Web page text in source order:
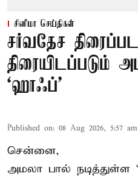
சினிமா செய்திகள்
சர்வதேச
திரையிடப்படும்
‘ஹாஃப்’
Published on: 08 Aug 2026, 5:57 am
சென்னை,
அமலா பால் நடித்துள்ள